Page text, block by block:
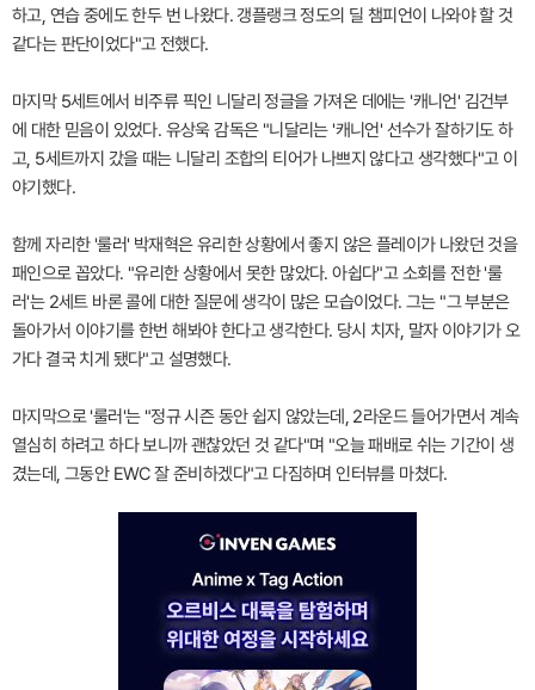
하고, 연습 중에도 한두 번 나왔다. 갱플랭크 정도의 딜 챔피언이 나와야 할 것
같다는 판단이었다"고 전했다.
마지막 5세트에서 비주류 픽인 니달리 정글을 가져온 데에는 '캐니언' 김건부
에 대한 믿음이 있었다. 유상욱 감독은 "니달리는 '캐니언' 선수가 잘하기도 하
고, 5세트까지 갔을 때는 니달리 조합의 티어가 나쁘지 않다고 생각했다"고 이
야기했다.
함께 자리한 '룰러' 박재혁은 유리한 상황에서 좋지 않은 플레이가 나왔던 것을
패인으로 꼽았다. "유리한 상황에서 못한 많았다. 아쉽다"고 소회를 전한 '룰
러'는 2세트 바론 콜에 대한 질문에 생각이 많은 모습이었다. 그는 "그 부분은
돌아가서 이야기를 한번 해봐야 한다고 생각한다. 당시 치자, 말자 이야기가 오
가다 결국 치게 됐다"고 설명했다.
마지막으로 '룰러'는 "정규 시즌 동안 쉽지 않았는데, 2라운드 들어가면서 계속
열심히 하려고 하다 보니까 괜찮았던 것 같다"며 "오늘 패배로 쉬는 기간이 생
겼는데, 그동안 EWC 잘 준비하겠다"고 다짐하며 인터뷰를 마쳤다.